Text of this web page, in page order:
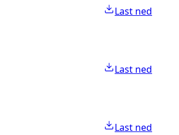
Last ned
Last ned
Last ned